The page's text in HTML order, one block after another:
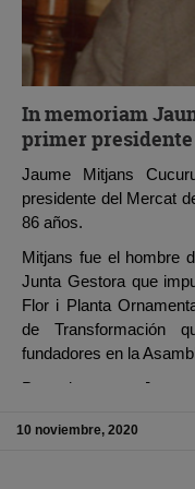
Saldremos todos
Aquí podéis ver el espot
del lunes.
In memoriam
primer
Jaume Mitjans
presidente del Mercat
86 años.
Mitjans fue el hombre
Junta Gestora que
Flor i Planta
de Transformación
fundadores en la
Posteriormente,
construcción del
10 noviembre, 2020